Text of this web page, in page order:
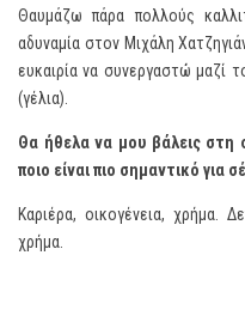
Θαυμάζω πάρα πολλούς
αδυναμία στον Μιχάλη
ευκαιρία να συνεργαστώ μαζί
(γέλια).
Θα ήθελα να μου βάλεις στη
ποιο είναι πιο σημαντικό για
Καριέρα, οικογένεια, χρήμα.
χρήμα.